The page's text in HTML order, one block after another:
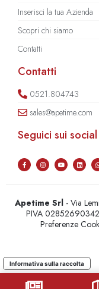
Inserisci la tua Azienda
Scopri chi siamo
Contatti
Contatti
0521.804743
sales@apetime.com
Seguici sui social
Apetime Srl - Via
PIVA 02852690342
Preferenze
Informativa sulla raccolta